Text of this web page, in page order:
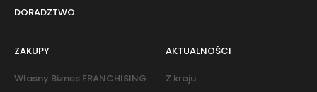
DORADZTWO
ZAKUPY
Własny Biznes FRANCHISING
AKTUALNOŚCI
Z kraju